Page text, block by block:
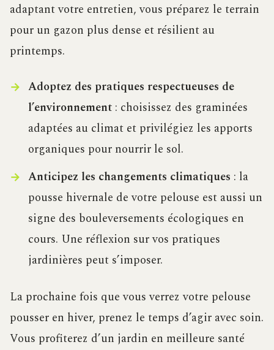
adaptant votre entretien, vous préparez le terrain
pour un gazon plus dense et résilient au
printemps.
Adoptez des pratiques respectueuses de
l’environnement: choisissez des graminées
adaptées au climat et privilégiez les apports
organiques pour nourrir le sol.
Anticipez les changements climatiques : la
pousse hivernale de votre pelouse est aussi un
signe des bouleversements écologiques en
cours. Une réflexion sur vos pratiques
jardinières peut s’imposer.
La prochaine fois que vous verrez votre pelouse
pousser en hiver, prenez le temps d’agir avec soin.
Vous profiterez d’un jardin en meilleure santé